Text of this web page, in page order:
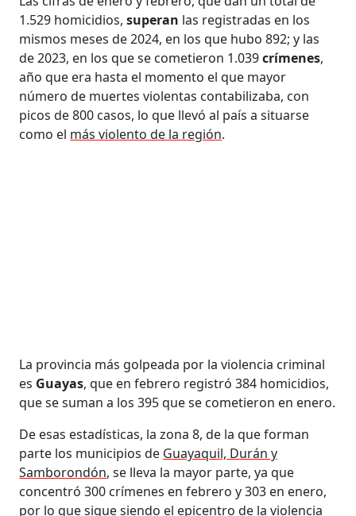
1.529 homicidios,superan las registradas en los
mismos meses de 2024, en los que hubo 892; y las
de 2023, en los que se cometieron 1.039crímenes,
año que era hasta el momento el que mayor
número de muertes violentas contabilizaba, con
picos de 800 casos, lo que llevó al país a situarse
como el más violento de la región.
La provincia más golpeada por la violencia criminal
es Guayas, que en febrero registró 384 homicidios,
que se suman a los 395 que se cometieron en enero.
De esas estadísticas, la zona 8, de la que forman
parte los municipios de Guayaquil, Durán y
Samborondón, se lleva la mayor parte, ya que
concentró 300 crímenes en febrero y 303 en enero,
por lo que sigue siendo el epicentro de la violencia